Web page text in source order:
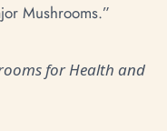
Mushrooms.”
for Health and